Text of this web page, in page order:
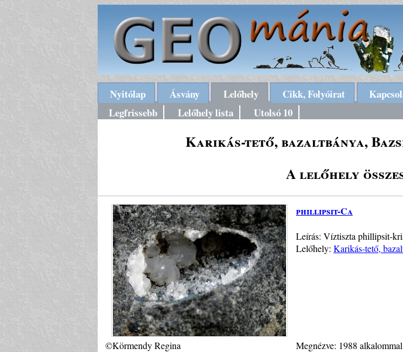
Nyitólap Ásvány Lelőhely Cikk, Folyóirat
Legfrissebb
Lelőhely lista Utolsó 10
Karikás-tető, bazaltbánya,
A lelőhely
phillipsit-Ca
Leírás: Víztiszta phillipsit-
Lelőhely: Karikás-tető,
©Körmendy Regina Megnézve: 1988 alkalommal